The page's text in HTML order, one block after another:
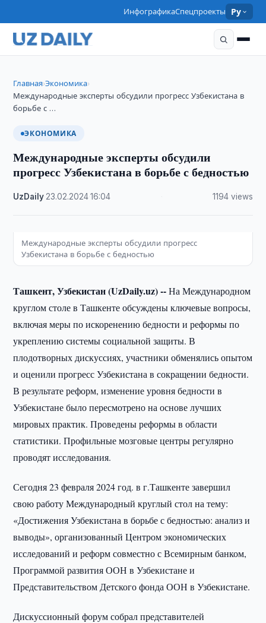
ИнфографикаСпецпроекты Ру
Главная›Экономика›
Международные эксперты обсудили прогресс Узбекистана в
борьбе с …
ЭКОНОМИКА
Международные эксперты обсудили
прогресс Узбекистана в борьбе с бедностью
UzDaily 23.02.2024·16:04 1194 views
Международные эксперты обсудили прогресс
Узбекистана в борьбе с бедностью
Ташкент, Узбекистан (UzDaily.uz) --На Международном
круглом столе в Ташкенте обсуждены ключевые вопросы,
включая меры по искоренению бедности и реформы по
укреплению системы социальной защиты. В
плодотворных дискуссиях, участники обменялись опытом
и оценили прогресс Узбекистана в сокращении бедности.
В результате реформ, изменение уровня бедности в
Узбекистане было пересмотрено на основе лучших
мировых практик. Проведены реформы в области
статистики. Профильные мозговые центры регулярно
проводят исследования.
Сегодня 23 февраля 2024 год. в г.Ташкенте завершил
свою работу Международный круглый стол на тему:
«Достижения Узбекистана в борьбе с бедностью: анализ и
выводы», организованный Центром экономических
исследований и реформ совместно с Всемирным банком,
Программой развития ООН в Узбекистане и
Представительством Детского фонда ООН в Узбекистане.
Дискуссионный форум собрал представителей